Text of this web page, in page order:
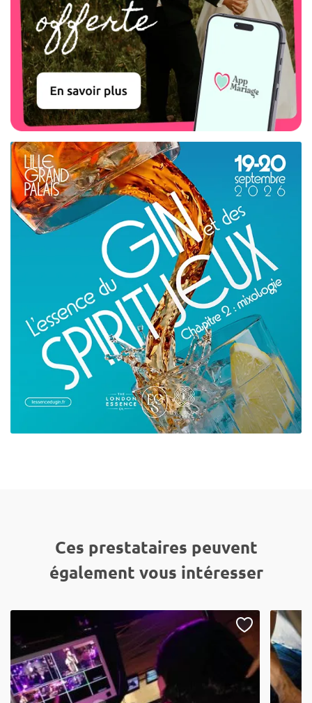
Ces prestataires peuvent
également vous intéresser